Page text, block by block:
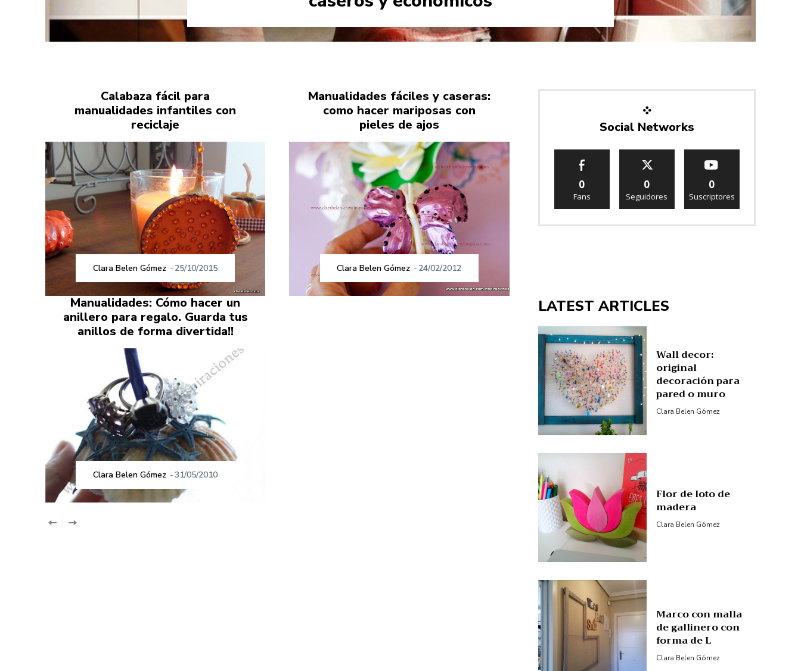
Calabaza fácil para
manualidades infantiles con
reciclaje
Clara Belen Gómez - 25/10/2015
Manualidades fáciles y caseras:
como hacer mariposas con
pieles de ajos
Clara Belen Gómez - 24/02/2012
Manualidades: Cómo hacer un
anillero para regalo. Guarda tus
anillos de forma divertida!!
Clara Belen Gómez -31/05/2010
Social Networks
0
Fans
0
Seguidores
0
Suscriptores
LATEST ARTICLES
Wall decor:
original
decoración para
pared o muro
Clara Belen Gómez
Flor de loto de
madera
Clara Belen Gómez
Marco con malla
de gallinero con
forma de L
Clara Belen Gómez